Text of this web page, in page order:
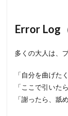
Error Log
多くの大人は、
「自分を曲げた
「ここで引いた
「謝ったら、舐